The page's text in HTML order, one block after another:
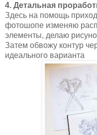
4. Детальная
Здесь на помощь
фотошопе изменяю
элементы, делаю
Затем обвожу контур
идеального варианта